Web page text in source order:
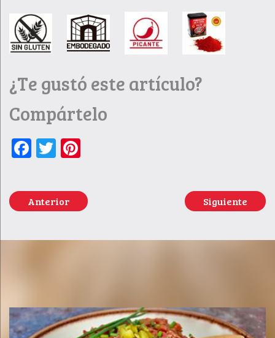
¿Te gustó este artículo?
Compártelo
Facebook
Twitter
Anterior Siguiente